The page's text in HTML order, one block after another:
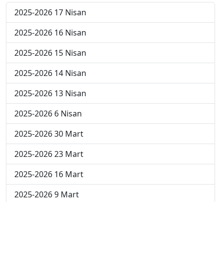
2025-2026 17 Nisan
2025-2026 16 Nisan
2025-2026 15 Nisan
2025-2026 14 Nisan
2025-2026 13 Nisan
2025-2026 6 Nisan
2025-2026 30 Mart
2025-2026 23 Mart
2025-2026 16 Mart
2025-2026 9 Mart